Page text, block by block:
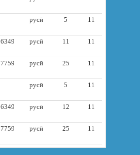
русӣ 5 11
6349 русӣ 11 11
7759 русӣ 25 11
русӣ 5 11
6349 русӣ 12 11
7759 русӣ 25 11